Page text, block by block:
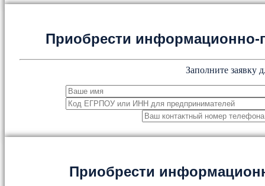
Приобрести
Заполните заявку
Приобрести